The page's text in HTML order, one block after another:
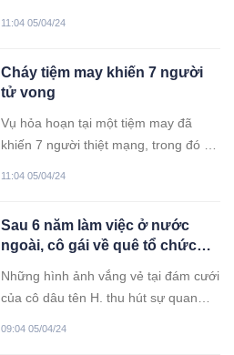
11:04 05/04/24
Cháy tiệm may khiến 7 người
tử vong
Vụ hỏa hoạn tại một tiệm may đã
khiến 7 người thiệt mạng, trong đó có
11:04 05/04/24
Sau 6 năm làm việc ở nước
ngoài, cô gái về quê tổ chức
người bạn đến dự gây tranh
cãi
Những hình ảnh vắng vẻ tại đám cưới
của cô dâu tên H. thu hút sự quan
09:04 05/04/24